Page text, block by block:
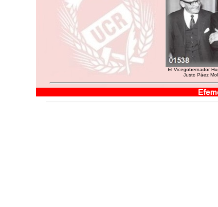
El Vicegobernador
Justo Páez